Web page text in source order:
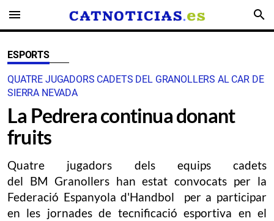
menu search
ESPORTS
QUATRE JUGADORS CADETS DEL GRANOLLERS AL CAR DE
SIERRA NEVADA
La Pedrera continua donant
fruits
Quatre jugadors dels equips cadets
del BM Granollers han estat convocats per la
Federació Espanyola d'Handbol per a participar
en les jornades de tecnificació esportiva en el